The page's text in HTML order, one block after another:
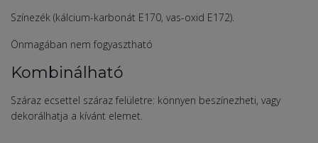
Színezék (kálcium-karbonát E170, vas-oxid E172).
Önmagában nem fogyasztható
Kombinálható
Száraz ecsettel száraz felületre: könnyen beszínezheti, vagy
dekorálhatja a kívánt elemet.